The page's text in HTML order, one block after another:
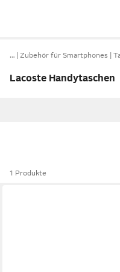
… Zubehör für Smartphones
Lacoste Handytaschen
1 Produkte